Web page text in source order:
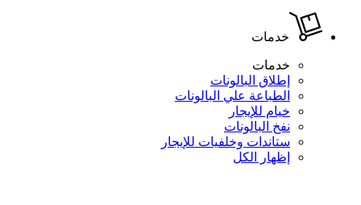
خدمات
خدمات
إطلاق البالونات
الطباعة علي البالونات
خيام للإيجار
نفخ البالونات
ستاندات وخلفيات للإيجار
إظهار الكل